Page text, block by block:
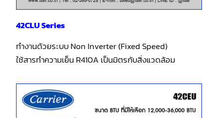
42CLU Series
ทำงานด้วยระบบ Non Inverter (Fixed Speed)
ใช้สารทำความเย็น R410A เป็นมิตรกับสิ่งแวดล้อม